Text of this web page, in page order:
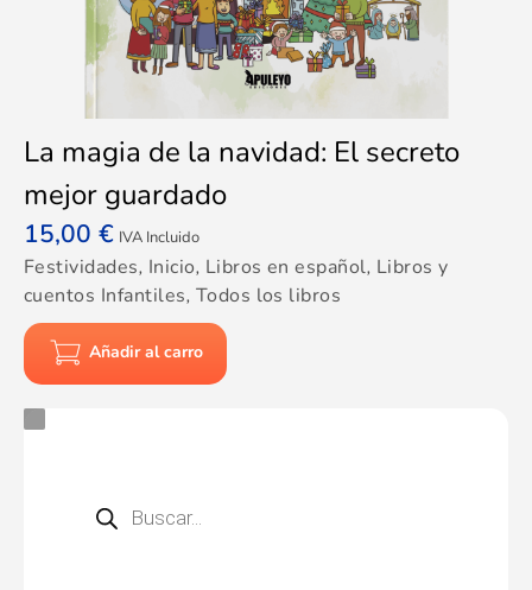
La magia de la navidad: El secreto
mejor guardado
15,00 € IVA Incluido
Festividades, Inicio, Libros en español, Libros y
cuentos Infantiles, Todos los libros
Añadir al carro